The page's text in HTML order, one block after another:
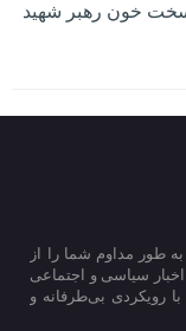
سخت خون رهبر شهید
طور مداوم شما را از
اخبار سیاسی و اجتماعی
رویکردی بی‌طرفانه و